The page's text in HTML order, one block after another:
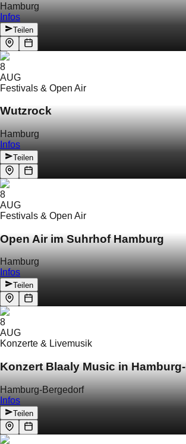
Hamburg
Infos
Teilen
8
AUG
Festivals & Open Air
Wutzrock
Hamburg
Infos
Teilen
8
AUG
Festivals & Open Air
Open Air im Suhrhof Hamburg
Hamburg
Infos
Teilen
8
AUG
Konzerte & Livemusik
Konzert Blaaly Music in
Hamburg-Bergedorf
Infos
Teilen